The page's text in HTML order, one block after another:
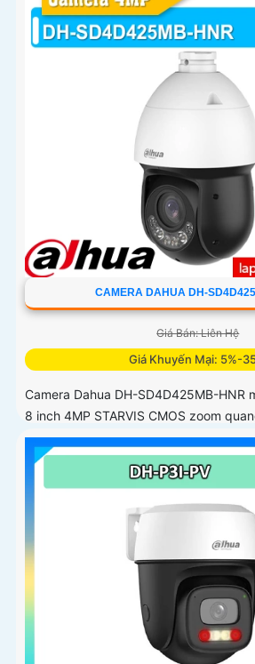
50m Tính năng quay quét linh hoạt
nước IP67 giúp quan sát ổn định ngoài
CAMERA DAHUA DH-
Giá Bán: Liên Hệ
Giá Khuyến Mại: 5%-
Camera Dahua DH-SD4D425MB-HNR
8 inch 4MP STARVIS CMOS zoom
ảnh sắc nét ban đêm với Starlight tầm
ánh sáng ấm 50 mét